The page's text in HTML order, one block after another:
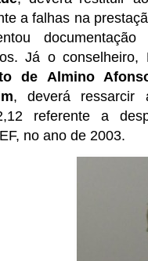
a falhas na
Já o
de Almino
, deverá ressarcir
referente a
no ano de 2003.